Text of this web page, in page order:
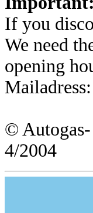
If you
We need
opening
Mailadress:
©
4/2004